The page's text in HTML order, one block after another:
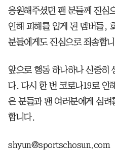
응원해주셨던 팬 분들께 진심
인해 피해를 입게 된 멤버들,
분들에게도 진심으로 죄송합
앞으로 행동 하나하나 신중히
다. 다시 한 번 코로나19로 인
은 분들과 팬 여러분에게 심
합니다.
shyun@sportschosun.com